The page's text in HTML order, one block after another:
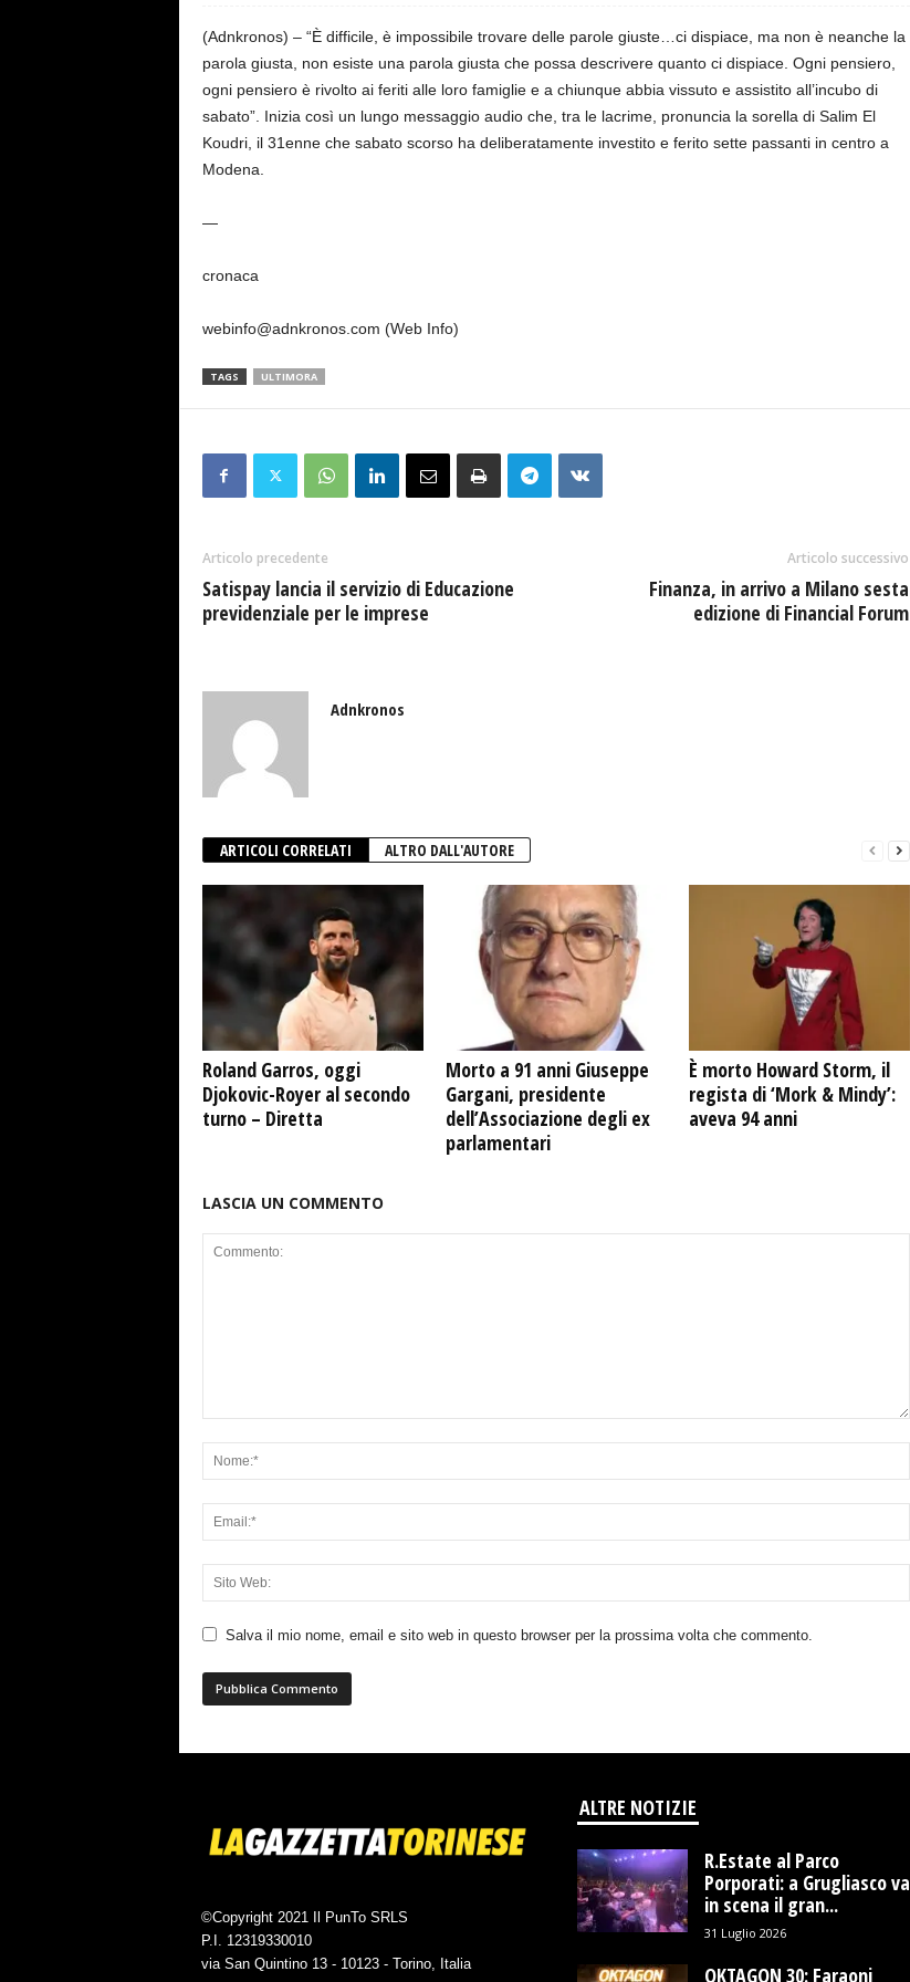
(Adnkronos) – “È difficile, è impossibile trovare delle parole giuste…ci dispiace, ma non è neanche la
parola giusta, non esiste una parola giusta che possa descrivere quanto ci dispiace. Ogni pensiero,
ogni pensiero è rivolto ai feriti alle loro famiglie e a chiunque abbia vissuto e assistito all’incubo di
sabato”. Inizia così un lungo messaggio audio che, tra le lacrime, pronuncia la sorella di Salim El
Koudri, il 31enne che sabato scorso ha deliberatamente investito e ferito sette passanti in centro a
Modena.
—
cronaca
webinfo@adnkronos.com (Web Info)
TAGS ULTIMORA
Articolo precedente
Satispay lancia il servizio di Educazione
previdenziale per le imprese
Articolo successivo
Finanza, in arrivo a Milano sesta
edizione di Financial Forum
Adnkronos
ARTICOLI CORRELATI ALTRO DALL'AUTORE
Roland Garros, oggi
Djokovic-Royer al secondo
turno – Diretta
Morto a 91 anni Giuseppe
Gargani, presidente
dell’Associazione degli ex
parlamentari
È morto Howard Storm, il
regista di ‘Mork & Mindy’:
aveva 94 anni
LASCIA UN COMMENTO
Salva il mio nome, email e sito web in questo browser per la prossima volta che commento.
©Copyright 2021 Il PunTo SRLS
P.I. 12319330010
via San Quintino 13 - 10123 - Torino, Italia
ALTRE NOTIZIE
R.Estate al Parco
Porporati: a Grugliasco va
in scena il gran...
31 Luglio 2026
OKTAGON 30: Faraoni